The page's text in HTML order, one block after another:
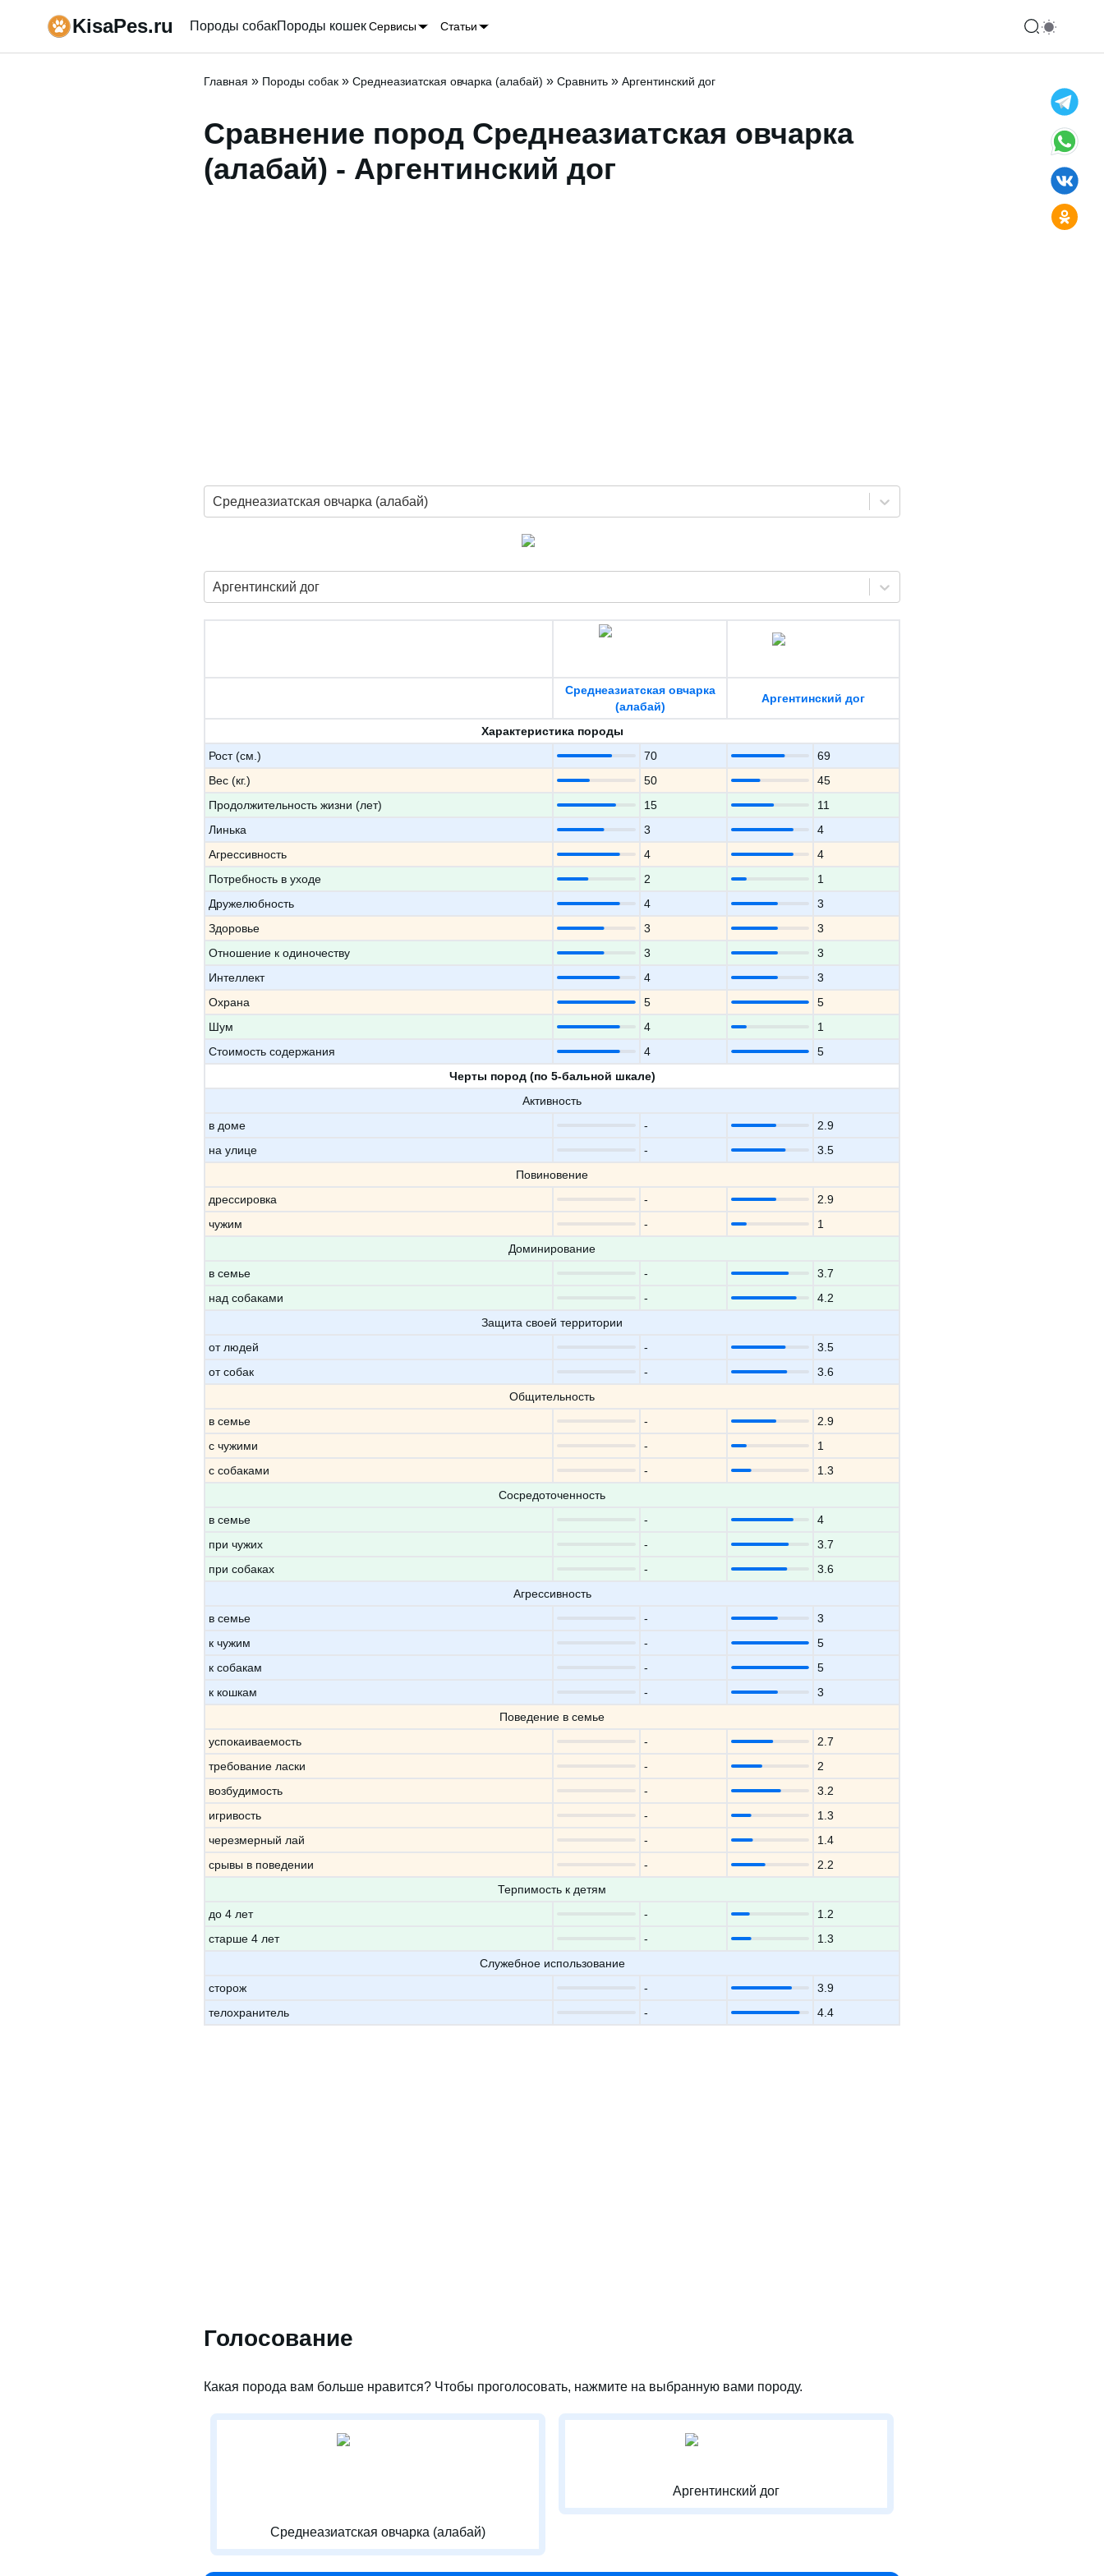
KisaPes.ru Породы собакПороды кошекСервисы Статьи
Главная » Породы собак » Среднеазиатская овчарка (алабай) » Сравнить » Аргентинский дог
Сравнение пород Среднеазиатская овчарка
(алабай) - Аргентинский дог
Среднеазиатская овчарка (алабай)
Аргентинский дог
Среднеазиатская овчарка
(алабай)
Аргентинский дог
Характеристика породы
Рост (см.)
70
69
Вес (кг.)
50
45
Продолжительность жизни (лет)
15
11
Линька
3
4
Агрессивность
4
4
Потребность в уходе
2
1
Дружелюбность
4
3
Здоровье
3
3
Отношение к одиночеству
3
3
Интеллект
4
3
Охрана
5
5
Шум
4
1
Стоимость содержания
4
5
Черты пород (по 5-бальной шкале)
Активность
в доме
-
2.9
на улице
-
3.5
Повиновение
дрессировка
-
2.9
чужим
-
1
Доминирование
в семье
-
3.7
над собаками
-
4.2
Защита своей территории
от людей
-
3.5
от собак
-
3.6
Общительность
в семье
-
2.9
с чужими
-
1
с собаками
-
1.3
Сосредоточенность
в семье
-
4
при чужих
-
3.7
при собаках
-
3.6
Агрессивность
в семье
-
3
к чужим
-
5
к собакам
-
5
к кошкам
-
3
Поведение в семье
успокаиваемость
-
2.7
требование ласки
-
2
возбудимость
-
3.2
игривость
-
1.3
черезмерный лай
-
1.4
срывы в поведении
-
2.2
Терпимость к детям
до 4 лет
-
1.2
старше 4 лет
-
1.3
Служебное использование
сторож
-
3.9
телохранитель
- 4.4
Голосование
Какая порода вам больше нравится? Чтобы проголосовать, нажмите на выбранную вами породу.
Среднеазиатская овчарка (алабай)
Аргентинский дог